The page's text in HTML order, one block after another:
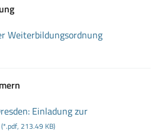
Weiterbildungsordnung
Einladung zur
(*.pdf, 213.49 KB)